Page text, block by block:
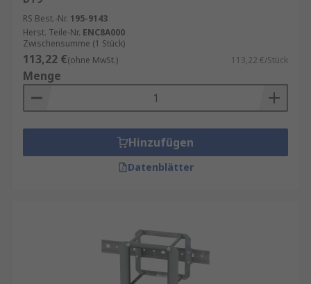
RS Best.-Nr. 195-9143
Herst. Teile-Nr. ENC8A000
Zwischensumme (1 Stück)
113,22 €(ohne MwSt.) 113,22 €/Stück
Menge
Hinzufügen
Datenblätter